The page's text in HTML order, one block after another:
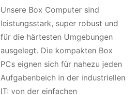
Unsere Box Computer sind
leistungsstark, super robust und
für die härtesten Umgebungen
ausgelegt. Die kompakten Box
PCs eignen sich für nahezu jeden
Aufgabenbeich in der industriellen
IT: von der einfachen